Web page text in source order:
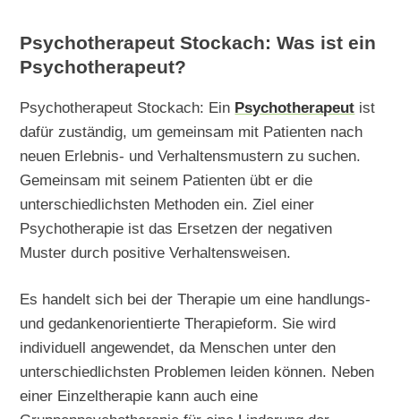
Psychotherapeut Stockach: Was ist ein
Psychotherapeut?
Psychotherapeut Stockach: Ein Psychotherapeut ist
dafür zuständig, um gemeinsam mit Patienten nach
neuen Erlebnis- und Verhaltensmustern zu suchen.
Gemeinsam mit seinem Patienten übt er die
unterschiedlichsten Methoden ein. Ziel einer
Psychotherapie ist das Ersetzen der negativen
Muster durch positive Verhaltensweisen.
Es handelt sich bei der Therapie um eine handlungs-
und gedankenorientierte Therapieform. Sie wird
individuell angewendet, da Menschen unter den
unterschiedlichsten Problemen leiden können. Neben
einer Einzeltherapie kann auch eine